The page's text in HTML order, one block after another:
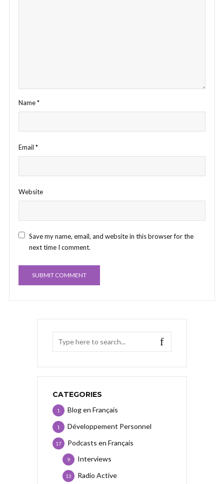
Name*
Email *
Website
Save my name, email, and website in this browser for the
next time I comment.
CATEGORIES
Blog en Français
1
Développement Personnel
1
Podcasts en Français
17
Interviews
9
Radio Active
13